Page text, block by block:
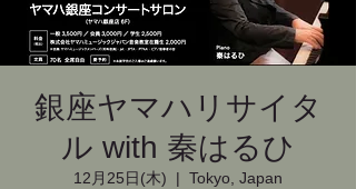
銀座ヤマハリサイタ
ル with 秦はるひ
12月25日(木)
  |
Tokyo, Japan